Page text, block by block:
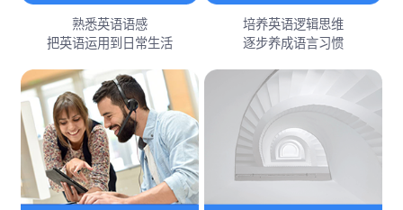
熟悉英语语感
把英语运用到日常生活
培养英语逻辑思维
逐步养成语言习惯